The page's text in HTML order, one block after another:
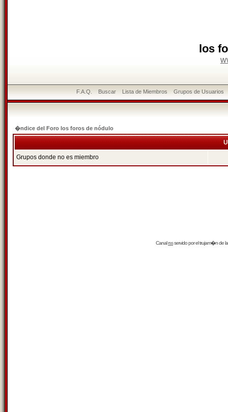
los
F.A.Q. Buscar Lista de Miembros Grupos de Usuarios
�ndice del Foro los foros de nódulo
Grupos donde no es miembro
Canalrssservido por eltrujam�nde